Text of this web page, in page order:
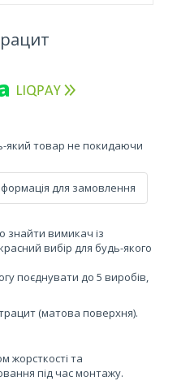
який товар не покидаючи
для замовлення
знайти вимикач із
вибір для будь-якого
поєднувати до 5 виробів,
(матова поверхня).
жорсткості та
під час монтажу.